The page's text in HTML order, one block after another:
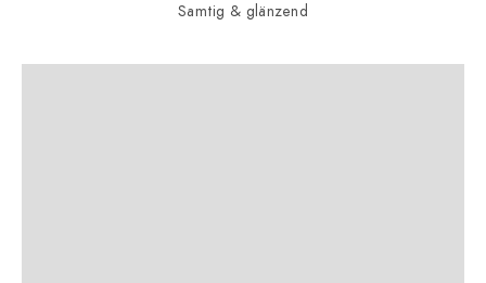
Samtig & glänzend